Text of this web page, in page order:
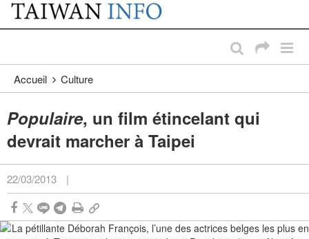
Passer au contenu principal
:::
Accueil Culture
Populaire, un film étincelant qui
devrait marcher à Taipei
22/03/2013 |